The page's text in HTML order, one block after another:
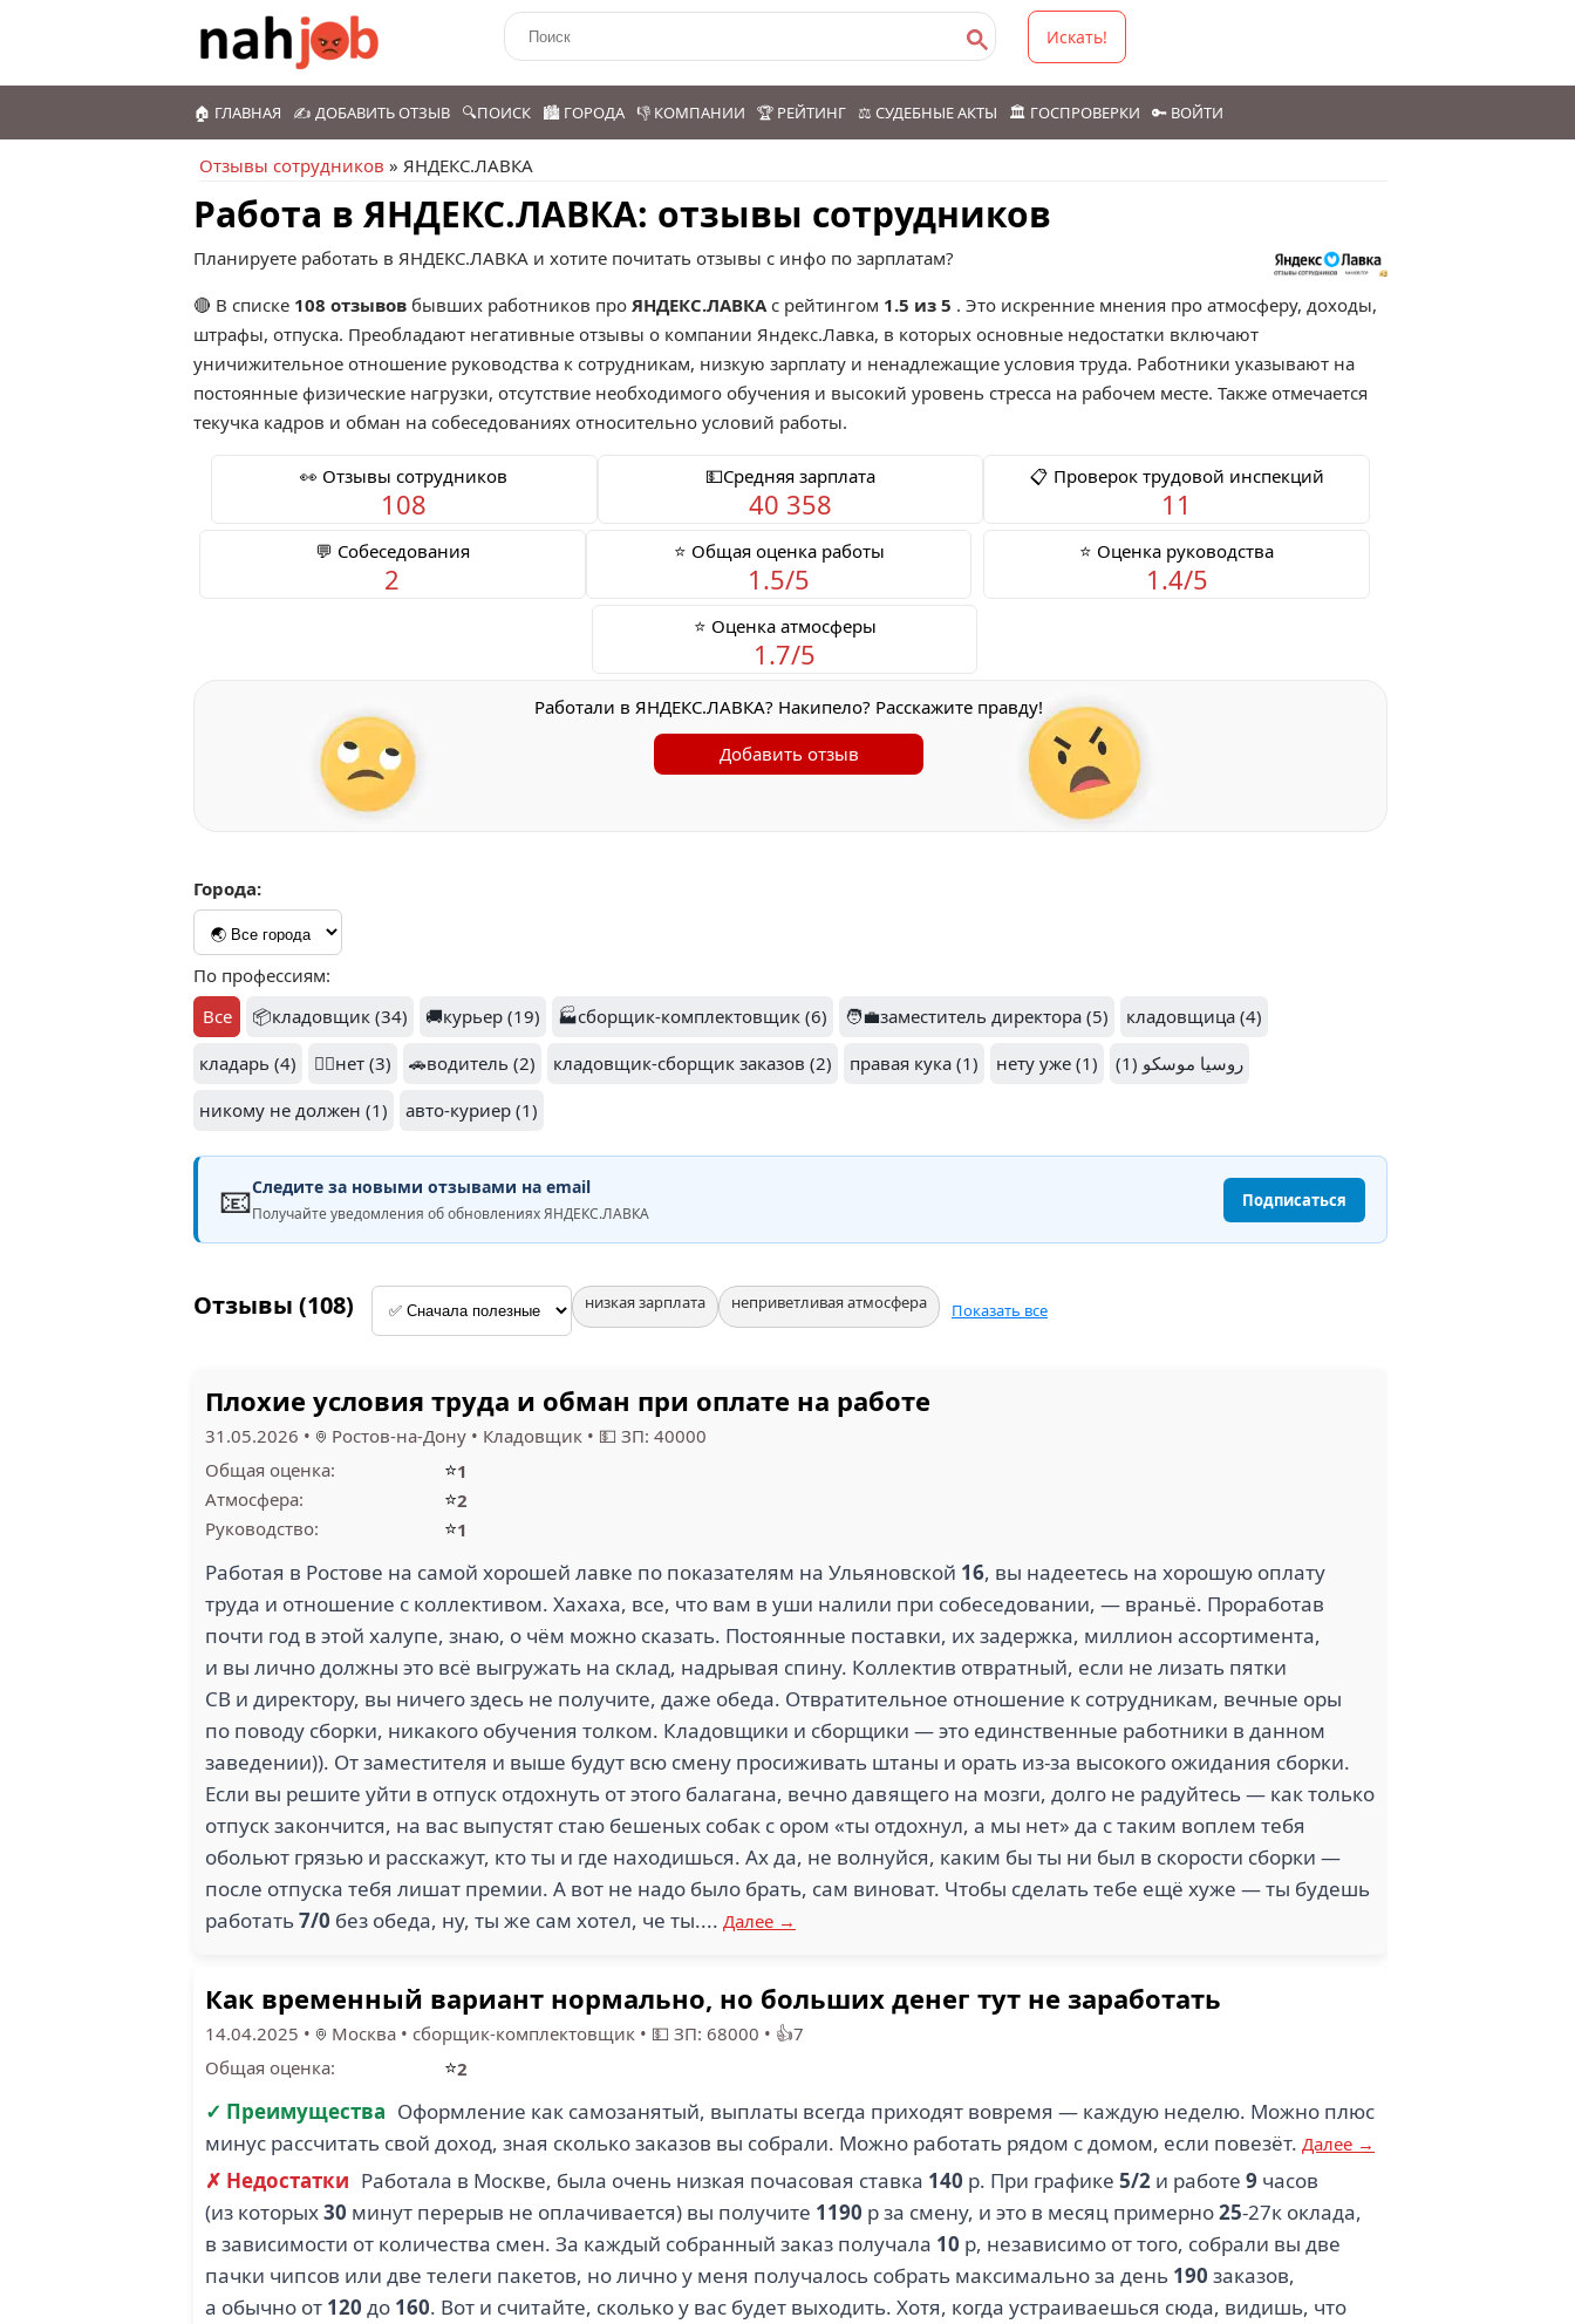
Искать!
🏠 ГЛАВНАЯ ✍️ ДОБАВИТЬ ОТЗЫВ 🔍ПОИСК 🏙️ ГОРОДА 👎 КОМПАНИИ 🏆 РЕЙТИНГ ⚖️ СУДЕБНЫЕ АКТЫ 🏛️ ГОСПРОВЕРКИ 🔑 ВОЙТИ
Отзывы сотрудников » ЯНДЕКС.ЛАВКА
Работа в ЯНДЕКС.ЛАВКА: отзывы сотрудников
Планируете работать в ЯНДЕКС.ЛАВКА и хотите почитать отзывы с инфо по зарплатам?
🔴 В списке 108 отзывов бывших работников про ЯНДЕКС.ЛАВКАс рейтингом 1.5 из 5 . Это искренние мнения про атмосферу, доходы,
штрафы, отпуска. Преобладают негативные отзывы о компании Яндекс.Лавка, в которых основные недостатки включают
уничижительное отношение руководства к сотрудникам, низкую зарплату и ненадлежащие условия труда. Работники указывают на
постоянные физические нагрузки, отсутствие необходимого обучения и высокий уровень стресса на рабочем месте. Также отмечается
текучка кадров и обман на собеседованиях относительно условий работы.
👀 Отзывы сотрудников
108
💵Средняя зарплата
40 358
📋 Проверок трудовой инспекций
11
💬 Собеседования
2
⭐ Общая оценка работы
1.5/5
⭐ Оценка руководства
1.4/5
⭐ Оценка атмосферы
1.7/5
Работали в ЯНДЕКС.ЛАВКА? Накипело? Расскажите правду!
Добавить отзыв
Города:
По профессиям:
Все
📦кладовщик (34) 🚚курьер (19) 🏭сборщик-комплектовщик (6) 🧑‍💼заместитель директора (5)
кладовщица (4)
кладарь (4)
🙅‍♂️нет (3) 🚗водитель (2) кладовщик-сборщик заказов (2) правая кука (1) нету уже (1)
روسيا موسكو (1)
никому не должен (1)
авто-куриер (1)
📧Следите за новыми отзывами на email
Получайте уведомления об обновлениях ЯНДЕКС.ЛАВКА
Подписаться
Отзывы (108) низкая зарплата неприветливая атмосфера Показать все
Плохие условия труда и обман при оплате на работе
31.05.2026 • Ростов-на-Дону • Кладовщик • 💵 ЗП: 40000
Общая оценка:
⭐1
Атмосфера:
⭐2
Руководство:
⭐1
Работая в Ростове на самой хорошей лавке по показателям на Ульяновской 16, вы надеетесь на хорошую оплату
труда и отношение с коллективом. Хахаха, все, что вам в уши налили при собеседовании, — враньё. Проработав
почти год в этой халупе, знаю, о чём можно сказать. Постоянные поставки, их задержка, миллион ассортимента,
и вы лично должны это всё выгружать на склад, надрывая спину. Коллектив отвратный, если не лизать пятки
СВ и директору, вы ничего здесь не получите, даже обеда. Отвратительное отношение к сотрудникам, вечные оры
по поводу сборки, никакого обучения толком. Кладовщики и сборщики — это единственные работники в данном
заведении)). От заместителя и выше будут всю смену просиживать штаны и орать из-за высокого ожидания сборки.
Если вы решите уйти в отпуск отдохнуть от этого балагана, вечно давящего на мозги, долго не радуйтесь — как только
отпуск закончится, на вас выпустят стаю бешеных собак с ором «ты отдохнул, а мы нет» да с таким воплем тебя
обольют грязью и расскажут, кто ты и где находишься. Ах да, не волнуйся, каким бы ты ни был в скорости сборки —
после отпуска тебя лишат премии. А вот не надо было брать, сам виноват. Чтобы сделать тебе ещё хуже — ты будешь
работать7/0 без обеда, ну, ты же сам хотел, че ты.... Далее →
Как временный вариант нормально, но больших денег тут не заработать
14.04.2025 • Москва • сборщик-комплектовщик • 💵 ЗП: 68000 • 👍7
Общая оценка:
⭐2
✓ Преимущества Оформление как самозанятый, выплаты всегда приходят вовремя — каждую неделю. Можно плюс
минус рассчитать свой доход, зная сколько заказов вы собрали. Можно работать рядом с домом, если повезёт. Далее →
✗ Недостатки Работала в Москве, была очень низкая почасовая ставка 140 р. При графике 5/2 и работе 9 часов
(из которых30 минут перерыв не оплачивается) вы получите 1190 р за смену, и это в месяц примерно25-27к оклада,
в зависимости от количества смен. За каждый собранный заказ получала 10 р, независимо от того, собрали вы две
пачки чипсов или две телеги пакетов, но лично у меня получалось собрать максимально за день 190 заказов,
а обычно от 120 до 160. Вот и считайте, сколько у вас будет выходить. Хотя, когда устраиваешься сюда, видишь, что